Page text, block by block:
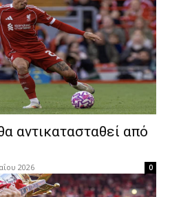
αντικατασταθεί από
2026 0